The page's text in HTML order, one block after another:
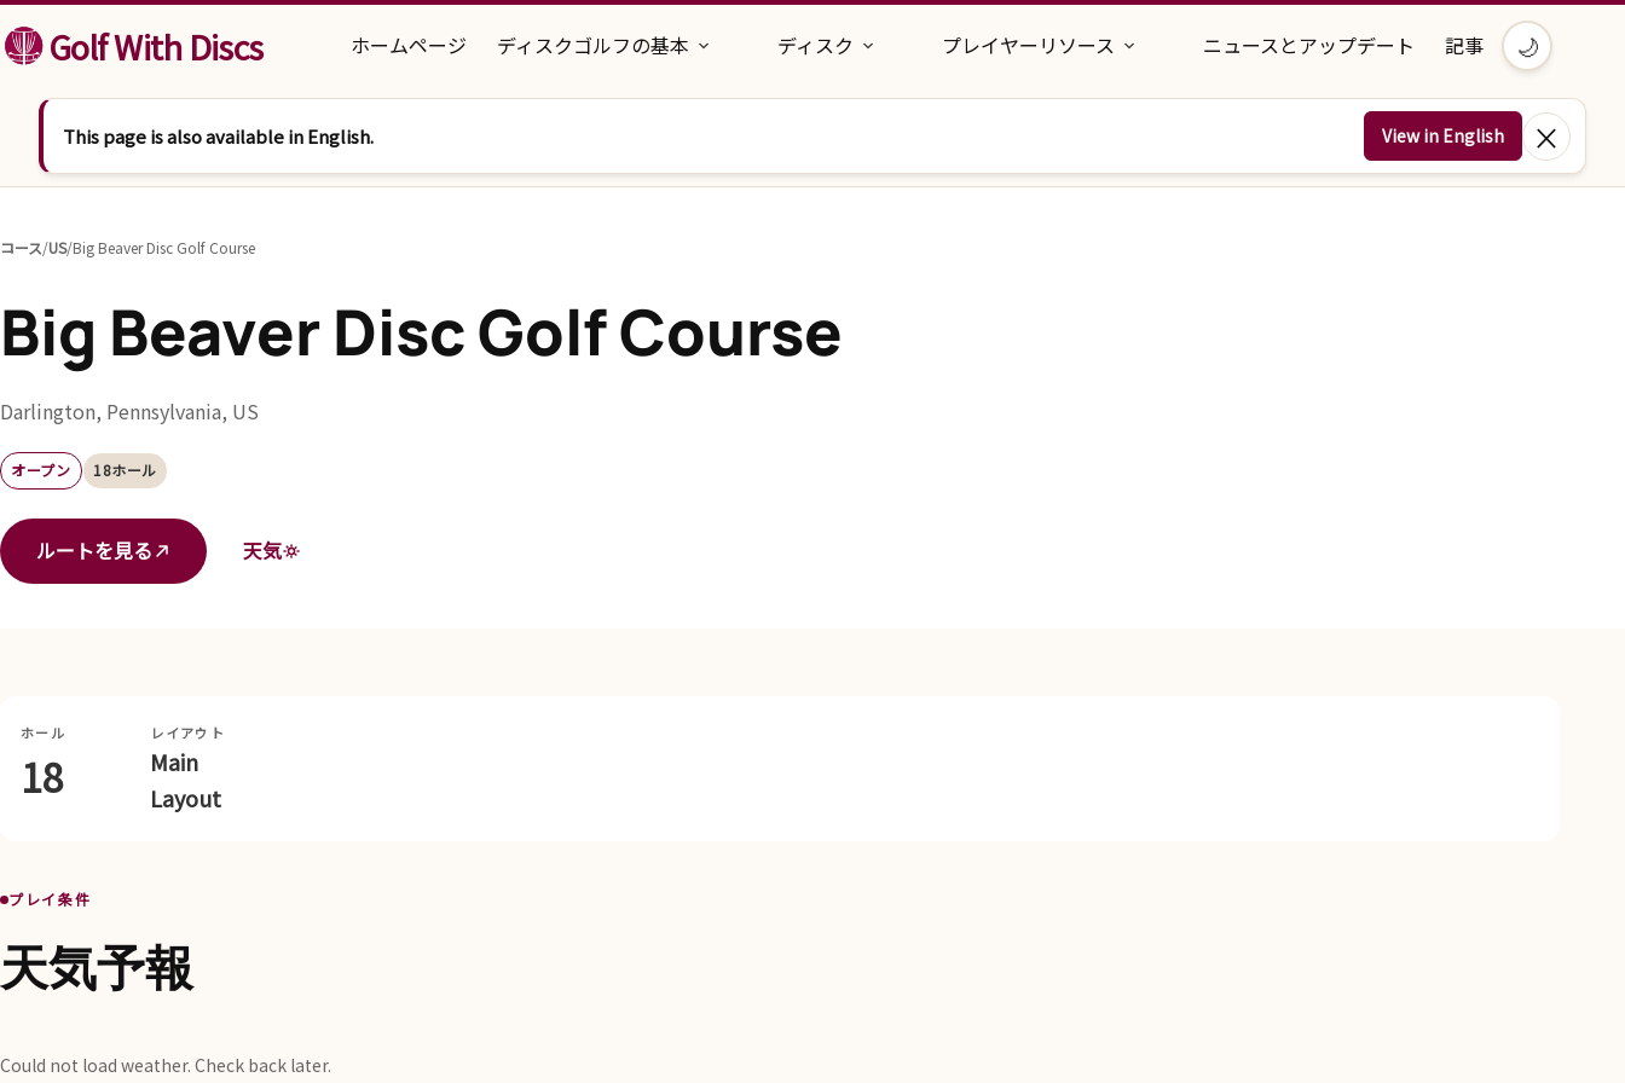
コンテンツへスキップ
Golf With Discs ホームページ ディスクゴルフの基本 ディスク プレイヤーリソース ニュースとアップデート 記事 🌙
This page is also available in English. View in English ×
コース/US/Big Beaver Disc Golf Course
Big Beaver Disc Golf Course
Darlington, Pennsylvania, US
オープン 18ホール
ルートを見る 天気
ホール
18
レイアウト
Main
Layout
プレイ条件
天気予報
Could not load weather. Check back later.